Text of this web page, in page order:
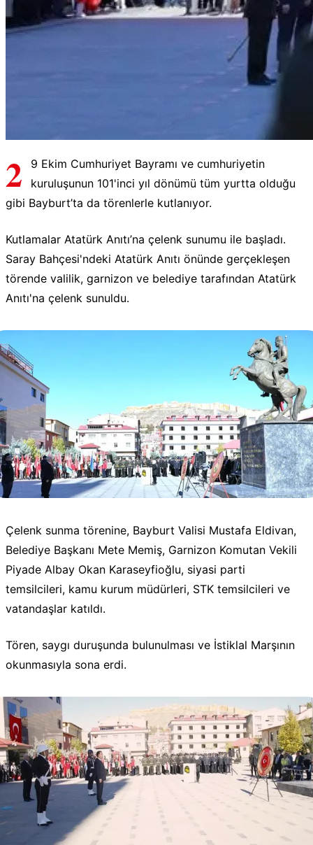
2
9 Ekim Cumhuriyet Bayramı ve cumhuriyetin
kuruluşunun 101'inci yıl dönümü tüm yurtta olduğu
gibi Bayburt’ta da törenlerle kutlanıyor.
Kutlamalar Atatürk Anıtı’na çelenk sunumu ile başladı.
Saray Bahçesi'ndeki Atatürk Anıtı önünde gerçekleşen
törende valilik, garnizon ve belediye tarafından Atatürk
Anıtı'na çelenk sunuldu.
Çelenk sunma törenine, Bayburt Valisi Mustafa Eldivan,
Belediye Başkanı Mete Memiş, Garnizon Komutan Vekili
Piyade Albay Okan Karaseyfioğlu, siyasi parti
temsilcileri, kamu kurum müdürleri, STK temsilcileri ve
vatandaşlar katıldı.
Tören, saygı duruşunda bulunulması ve İstiklal Marşının
okunmasıyla sona erdi.